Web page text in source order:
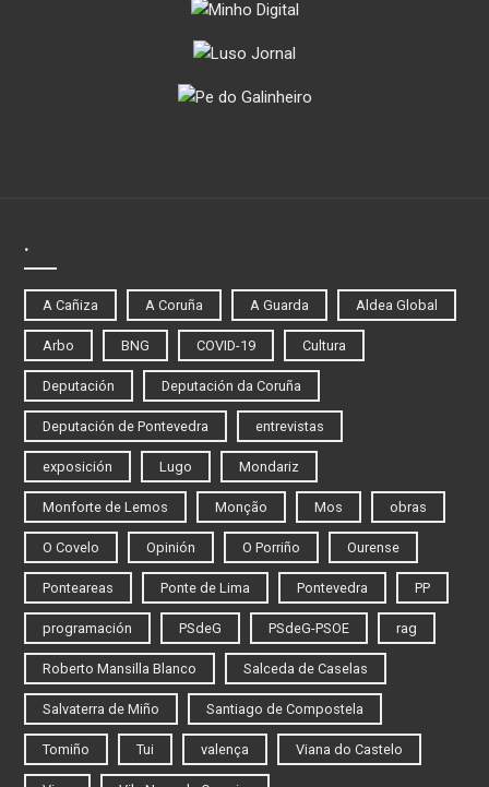
.
A Cañiza A Coruña A Guarda Aldea Global
Arbo BNG COVID-19 Cultura
Deputación Deputación da Coruña
Deputación de Pontevedra entrevistas
exposición Lugo Mondariz
Monforte de Lemos Monção Mos obras
O Covelo Opinión O Porriño Ourense
Ponteareas Ponte de Lima Pontevedra PP
programación PSdeG PSdeG-PSOE rag
Roberto Mansilla Blanco Salceda de Caselas
Salvaterra de Miño Santiago de Compostela
Tomiño Tui valença Viana do Castelo